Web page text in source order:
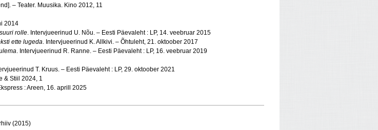
– Teater. Muusika. Kino 2012, 11
2014
rolle . Intervjueerinud U. Nõu. – Eesti Päevaleht : LP, 14. veebruar 2015
ette lugeda . Intervjueerinud K. Allkivi. – Õhtuleht, 21. oktoober 2017
. Intervjueerinud R. Ranne. – Eesti Päevaleht : LP, 16. veebruar 2019
T. Kruus. – Eesti Päevaleht : LP, 29. oktoober 2021
& Stiil 2024, 1
: Areen, 16. aprill 2025
(2015)